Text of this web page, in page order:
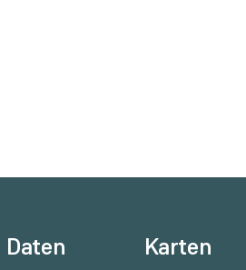
Daten Karten